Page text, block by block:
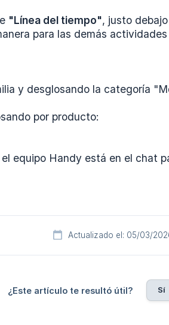
"Línea del tiempo", justo
para las demás
y desglosando la categoría
por producto:
equipo Handy está en el chat
Actualizado el: 05/03/
¿Este artículo te resultó útil? Sí